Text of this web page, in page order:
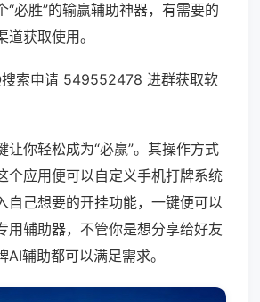
“必胜”的输赢辅助神器，有需要的
获取使用。
索申请 549552478 进群获取软
让你轻松成为“必赢”。其操作方式
个应用便可以自定义手机打牌系统
自己想要的开挂功能，一键便可以
用辅助器，不管你是想分享给好友
AI辅助都可以满足需求。